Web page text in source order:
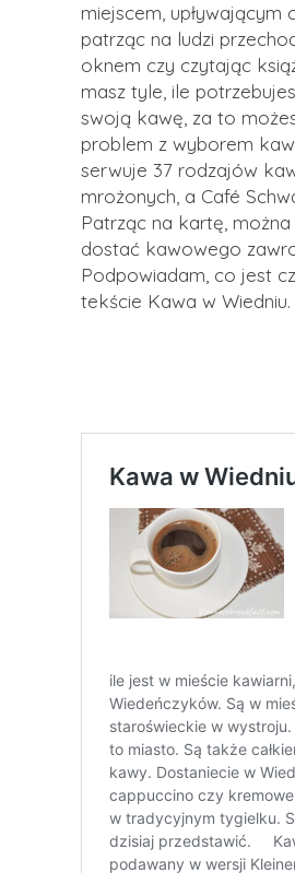
miejscem, upływającym
patrząc na ludzi
oknem czy czytając
masz tyle, ile
swoją kawę, za to
problem z wyborem
serwuje 37 rodzajów
mrożonych, a Café
Patrząc na kartę, można
dostać kawowego
Podpowiadam, co jest
tekście Kawa w Wiedniu.